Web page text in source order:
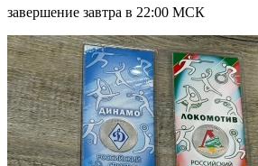
завершение завтра в 22:00 МСК